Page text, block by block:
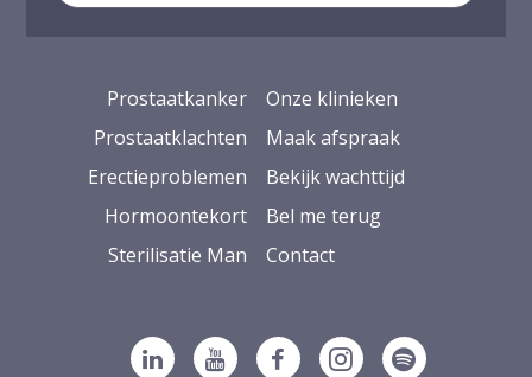
Prostaatkanker
Prostaatklachten
Erectieproblemen
Hormoontekort
Sterilisatie Man
Onze klinieken
Maak afspraak
Bekijk wachttijd
Bel me terug
Contact